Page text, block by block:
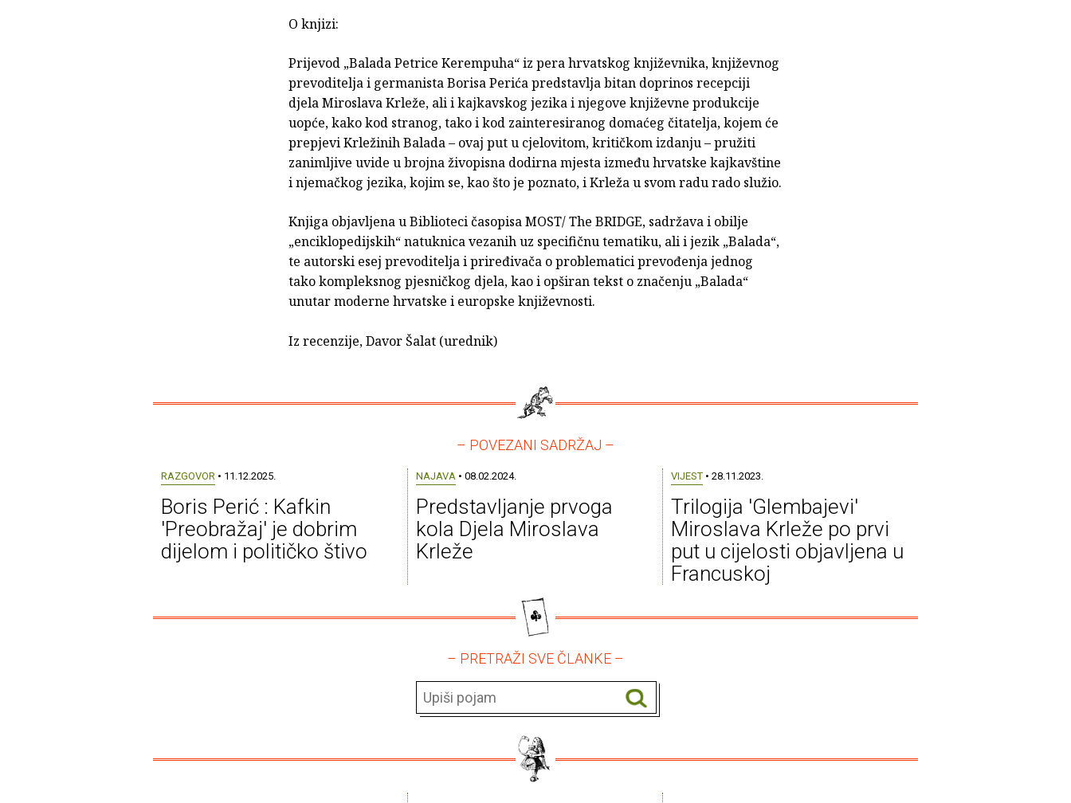
O knjizi:
Prijevod „Balada Petrice Kerempuha“ iz pera hrvatskog književnika, književnog
prevoditelja i germanista Borisa Perića predstavlja bitan doprinos recepciji
djela Miroslava Krleže, ali i kajkavskog jezika i njegove književne produkcije
uopće, kako kod stranog, tako i kod zainteresiranog domaćeg čitatelja, kojem će
prepjevi Krležinih Balada – ovaj put u cjelovitom, kritičkom izdanju – pružiti
zanimljive uvide u brojna živopisna dodirna mjesta između hrvatske kajkavštine
i njemačkog jezika, kojim se, kao što je poznato, i Krleža u svom radu rado služio.
Knjiga objavljena u Biblioteci časopisa MOST/ The BRIDGE, sadržava i obilje
„enciklopedijskih“ natuknica vezanih uz specifičnu tematiku, ali i jezik „Balada“,
te autorski esej prevoditelja i priređivača o problematici prevođenja jednog
tako kompleksnog pjesničkog djela, kao i opširan tekst o značenju „Balada“
unutar moderne hrvatske i europske književnosti.
Iz recenzije, Davor Šalat (urednik)
– POVEZANI SADRŽAJ –
RAZGOVOR • 11.12.2025.
Boris Perić : Kafkin
'Preobražaj' je dobrim
dijelom i političko štivo
NAJAVA • 08.02.2024.
Predstavljanje prvoga
kola Djela Miroslava
Krleže
VIJEST• 28.11.2023.
Trilogija 'Glembajevi'
Miroslava Krleže po prvi
put u cijelosti objavljena u
Francuskoj
– PRETRAŽI SVE ČLANKE –